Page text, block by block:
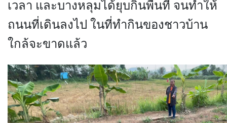
เวลา และบางหลุมได้ยุบกินพื้นที่ จนทำให้
ถนนที่เดินลงไป ในที่ทำกินของชาวบ้าน
ใกล้จะขาดแล้ว